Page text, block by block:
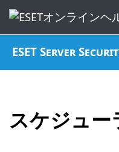
ESET Server
スケジュー